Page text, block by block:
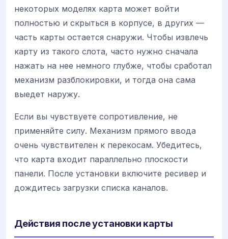
некоторых моделях карта может войти
полностью и скрыться в корпусе, в других —
часть карты остается снаружи. Чтобы извлечь
карту из такого слота, часто нужно сначала
нажать на нее немного глубже, чтобы сработал
механизм разблокировки, и тогда она сама
выедет наружу.
Если вы чувствуете сопротивление, не
применяйте силу. Механизм прямого ввода
очень чувствителен к перекосам. Убедитесь,
что карта входит параллельно плоскости
панели. После установки включите ресивер и
дождитесь загрузки списка каналов.
Действия после установки карты